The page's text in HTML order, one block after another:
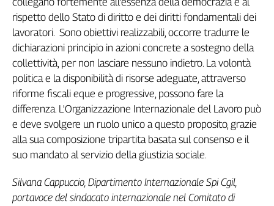
rispetto dello Stato di diritto e dei diritti fondamentali dei
lavoratori. Sono obiettivi realizzabili, occorre tradurre le
dichiarazioni principio in azioni concrete a sostegno della
collettività, per non lasciare nessuno indietro. La volontà
politica e la disponibilità di risorse adeguate, attraverso
riforme fiscali eque e progressive, possono fare la
differenza. L'Organizzazione Internazionale del Lavoro può
e deve svolgere un ruolo unico a questo proposito, grazie
alla sua composizione tripartita basata sul consenso e il
suo mandato al servizio della giustizia sociale.
Silvana Cappuccio, Dipartimento Internazionale Spi Cgil,
portavoce del sindacato internazionale nel Comitato di